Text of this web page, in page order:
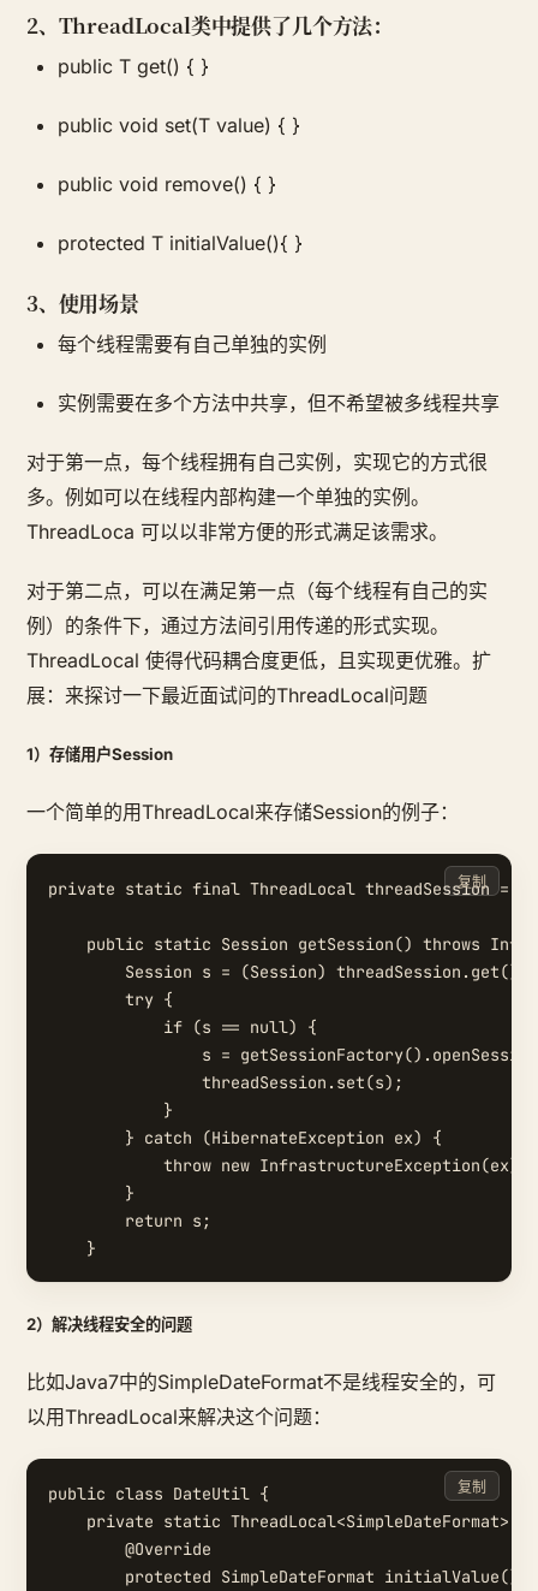
2、ThreadLocal类中提供了几个方法：
public T get() { }
public void set(T value) { }
public void remove() { }
protected T initialValue(){ }
3、使用场景
每个线程需要有自己单独的实例
实例需要在多个方法中共享，但不希望被多线程共享
对于第一点，每个线程拥有自己实例，实现它的方式很
多。例如可以在线程内部构建一个单独的实例。
ThreadLoca 可以以非常方便的形式满足该需求。
对于第二点，可以在满足第一点（每个线程有自己的实
例）的条件下，通过方法间引用传递的形式实现。
ThreadLocal 使得代码耦合度更低，且实现更优雅。扩
展：来探讨一下最近面试问的ThreadLocal问题
1）存储用户Session
一个简单的用ThreadLocal来存储Session的例子：
private static final ThreadLocal threadSession =
public static Session getSession() throws
        Session s = (Session) threadSession.get();
        try {
            if (s == null) {
s =
                threadSession.set(s);
            }
        } catch (HibernateException ex) {
            throw new InfrastructureException(ex);
        }
        return s;
复制
2）解决线程安全的问题
比如Java7中的SimpleDateFormat不是线程安全的，可
以用ThreadLocal来解决这个问题：
public class DateUtil {
private static ThreadLocal<SimpleDateFormat>
        @Override
        protected SimpleDateFormat initialValue() {
复制